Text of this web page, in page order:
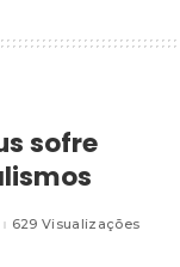
sofre
629 Visualizações